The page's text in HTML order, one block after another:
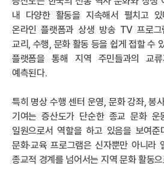
내 다양한 활동을 지속해서 펼치고
온라인 플랫폼과 상생 방송 TV 프로그
교리, 수행, 문화 활동 등을 쉽게 접할 수
플랫폼을 통해 지역 주민들과의 교
예측된다.
특히 명상 수행 센터 운영, 문화 강좌, 봉
기여는 증산도가 단순한 종교 문화 운
일원으로서 역할을 하고 있음을 보여
문화·교육 프로그램은 신자뿐만 아니라
종교적 경계를 넘어서는 지역 문화 활동